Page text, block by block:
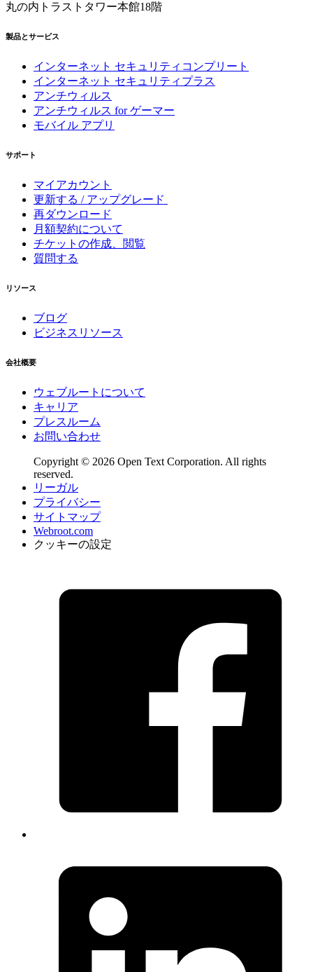
丸の内トラストタワー本館18階
製品とサービス
インターネット セキュリティコンプリート
インターネット セキュリティプラス
アンチウィルス
アンチウィルス for ゲーマー
モバイル アプリ
サポート
マイアカウント
更新する / アップグレード
再ダウンロード
月額契約について
チケットの作成、閲覧
質問する
リソース
ブログ
ビジネスリソース
会社概要
ウェブルートについて
キャリア
プレスルーム
お問い合わせ
Copyright © 2026 Open Text Corporation. All rights
reserved.
リーガル
プライバシー
サイトマップ
Webroot.com
クッキーの設定